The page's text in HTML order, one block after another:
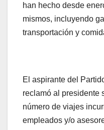
han hecho desde
mismos, incluyendo
transportación y
El aspirante del
reclamó al presidente
número de viajes
empleados y/o